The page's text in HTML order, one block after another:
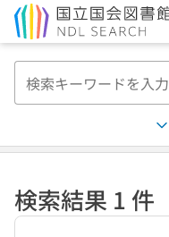
検索結果 1 件